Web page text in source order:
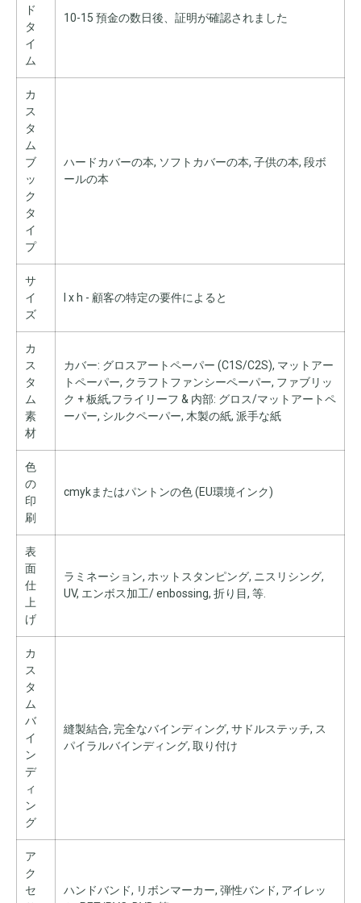
ド
タ
イ
ム
10-15 預金の数日後、証明が確認されました
カ
ス
タ
ム
ブ
ッ
ク
タ
イ
プ
ハードカバーの本, ソフトカバーの本, 子供の本, 段ボ
ールの本
サ
イ
ズ
l x h - 顧客の特​​定の要件によると
カ
ス
タ
ム
素
材
カバー: グロスアートペーパー (C1S/C2S), マットアー
トペーパー, クラフトファンシーペーパー, ファブリッ
ク + 板紙,フライリーフ & 内部: グロス/マットアートペ
ーパー, シルクペーパー, 木製の紙, 派手な紙
色
の
印
刷
cmykまたはパントンの色 (EU環境インク)
表
面
仕
上
げ
ラミネーション, ホットスタンピング, ニスリシング,
UV, エンボス加工/ enbossing, 折り目, 等.
カ
ス
タ
ム
バ
イ
ン
デ
ィ
ン
グ
縫製結合, 完全なバインディング, サドルステッチ, ス
パイラルバインディング, 取り付け
ア
ク
セ
ハンドバンド, リボンマーカー, 弾性バンド, アイレッ